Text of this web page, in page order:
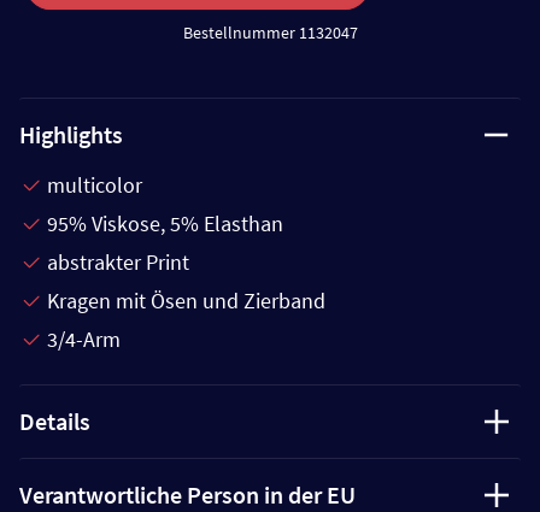
Bestellnummer 1132047
Highlights
multicolor
95% Viskose, 5% Elasthan
abstrakter Print
Kragen mit Ösen und Zierband
3/4-Arm
Details
Verantwortliche Person in der EU